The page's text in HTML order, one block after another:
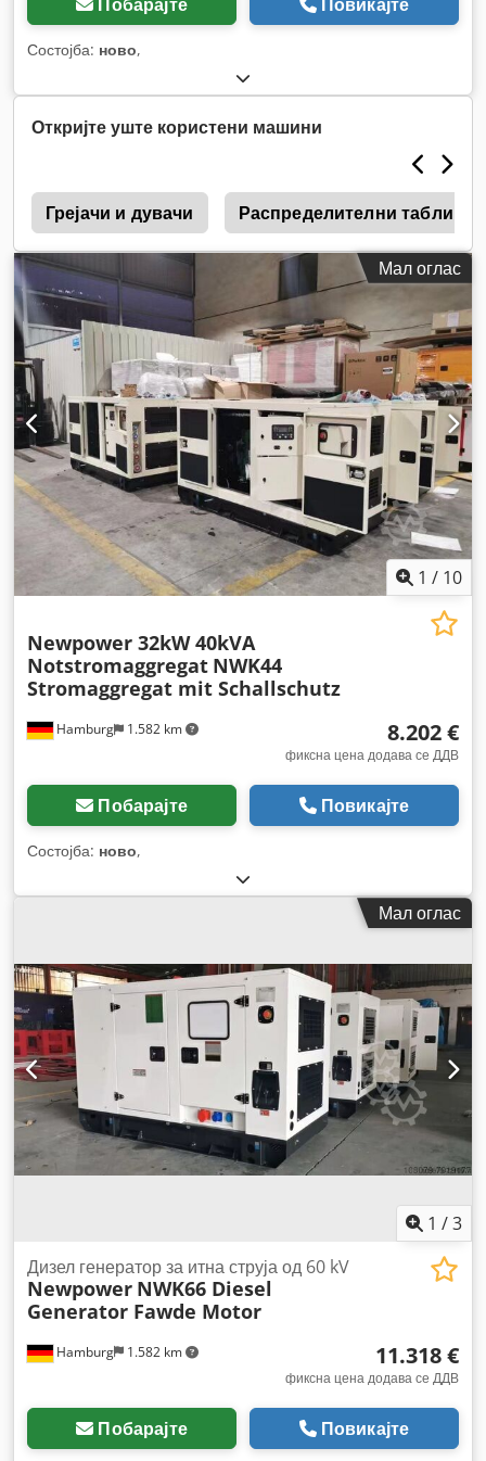
Состојба: ново,
Откријте уште користени машини
Грејачи и дувачи Распределителни табли и
Мал оглас
1 / 10
Hamburg 1.582 km
Newpower 32kW 40kVA
Notstromaggregat NWK44
Stromaggregat mit Schallschutz
8.202 €
фиксна цена додава се ДДВ
Побарајте Повикајте
Состојба: ново,
Мал оглас
1 /3
Hamburg 1.582 km
Дизел генератор за итна струја од 60 kV
Newpower NWK66 Diesel
Generator Fawde Motor
11.318 €
фиксна цена додава се ДДВ
Побарајте Повикајте